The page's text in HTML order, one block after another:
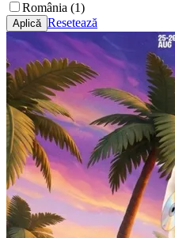
România (1)
Resetează